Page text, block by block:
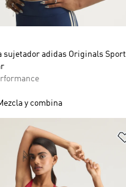
sujetador adidas Originals Sport
y combina
de deseos